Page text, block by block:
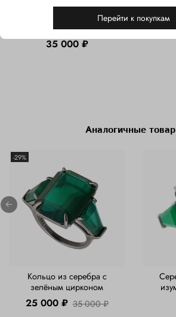
пусеты с розовыми
фабулитами (Fancy Pink)
огранки принцесса
35 000 ₽
Аналогичные
-29%
Кольцо из серебра с
зелёным цирконом
25 000 ₽ 35 000 ₽
Перейти к покупкам